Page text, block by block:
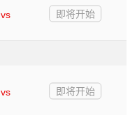
vs
即将开始
vs
即将开始